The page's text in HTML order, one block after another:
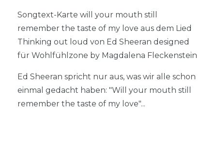
Songtext-Karte will your mouth still
remember the taste of my love aus dem Lied
Thinking out loud von Ed Sheeran designed
für Wohlfühlzone by Magdalena Fleckenstein
Ed Sheeran spricht nur aus, was wir alle schon
einmal gedacht haben: "Will your mouth still
remember the taste of my love"...